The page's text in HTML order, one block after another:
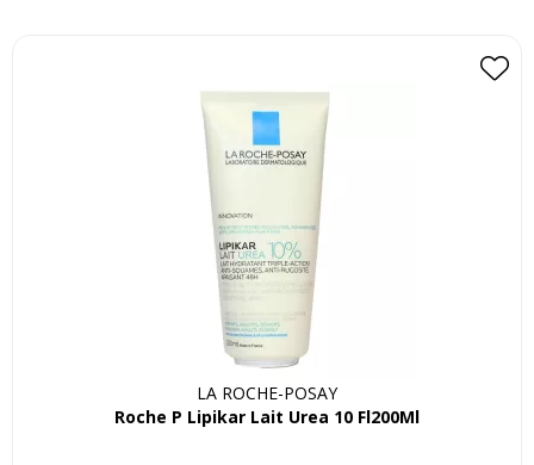
LA ROCHE-POSAY
Roche P Lipikar Lait Urea 10 Fl200Ml